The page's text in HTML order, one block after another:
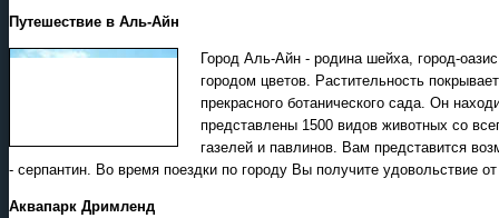
Путешествие в Аль-Айн
Город Аль-Айн - родина шейха, город-
городом цветов. Растительность
прекрасного ботанического сада. Он
представлены 1500 видов животных со
газелей и павлинов. Вам представится
- серпантин. Во время поездки по городу Вы получите удовольствие
Аквапарк Дримленд